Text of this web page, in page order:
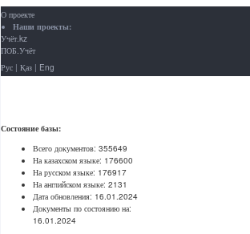
О проекте
Наши проекты:
Учёт.kz
ПОБ.Учёт
Рус | Қаз | Eng
Состояние базы:
Всего документов: 355649
На казахском языке: 176600
На русском языке: 176917
На английском языке: 2131
Дата обновления: 16.01.2024
Документы по состоянию на:
16.01.2024